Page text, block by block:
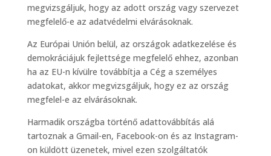
megvizsgáljuk, hogy az adott ország vagy szervezet
megfelelő-e az adatvédelmi elvárásoknak.
Az Európai Unión belül, az országok adatkezelése és
demokráciájuk fejlettsége megfelelő ehhez, azonban
ha az EU-n kívülre továbbítja a Cég a személyes
adatokat, akkor megvizsgáljuk, hogy ez az ország
megfelel-e az elvárásoknak.
Harmadik országba történő adattovábbítás alá
tartoznak a Gmail-en, Facebook-on és az Instagram-
on küldött üzenetek, mivel ezen szolgáltatók